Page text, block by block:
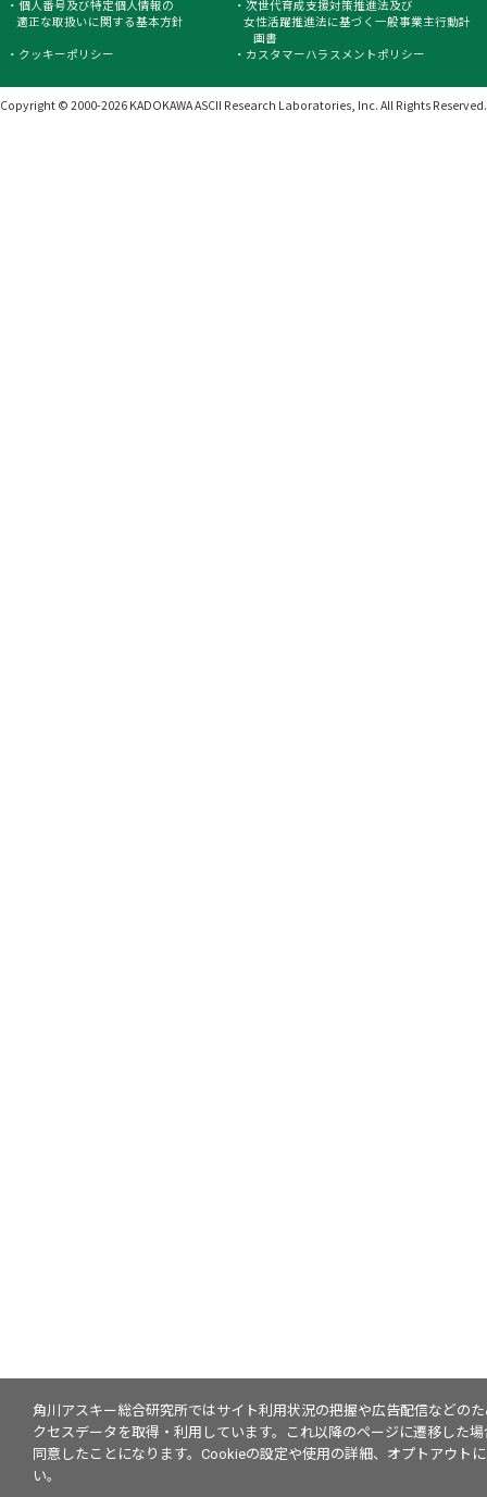
個人番号及び特定個人情報の
適正な取扱いに関する基本方針
次世代育成支援対策推進法及び
女性活躍推進法に基づく一般事業主行動計
画書
クッキーポリシー
カスタマーハラスメントポリシー
Copyright © 2000-2026 KADOKAWA ASCII Research Laboratories, Inc. All Rights Reserved.
角川アスキー総合研究所ではサイト利用状況の把握や広告配信などの
クセスデータを取得・利用しています。これ以降のページに遷移した
同意したことになります。Cookieの設定や使用の詳細、オプトアウト
い。